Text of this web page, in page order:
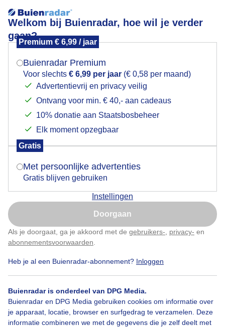
Welkom bij Buienradar, hoe wil je verder
gaan?
Premium € 6,99 / jaar
Buienradar Premium
Voor slechts € 6,99 per jaar (€ 0,58 per maand)
Advertentievrij en privacy veilig
Ontvang voor min. € 40,- aan cadeaus
10% donatie aan Staatsbosbeheer
Elk moment opzegbaar
Gratis
Met persoonlijke advertenties
Gratis blijven gebruiken
Instellingen
Doorgaan
Als je doorgaat, ga je akkoord met de gebruikers- privacy- en
abonnementsvoorwaarden
Heb je al een Buienradar-abonnement? Inloggen
Buienradar is onderdeel van DPG Media.
Buienradar en DPG Media gebruiken cookies om informatie over
je apparaat, locatie, browser en surfgedrag te verzamelen. Deze
informatie combineren we met de gegevens die je zelf deelt met
Iedereen geniet van deze heerlijke zonnige dag
Door: Marjon Adamidis - van Geldorp
Gemaakt: 14-01-2026, 96x bekeken
Zon Dieren
Bekijk slideshow
Mogen we je locatie gebruiken voor het
Indien je hier nog geen akkoord op hebt gegeven,
verschijnt er zo een pop-up uit je browser waarin
Is goed, toon de popup
Nu niet, misschien later
Klik hierom dit aan te passen